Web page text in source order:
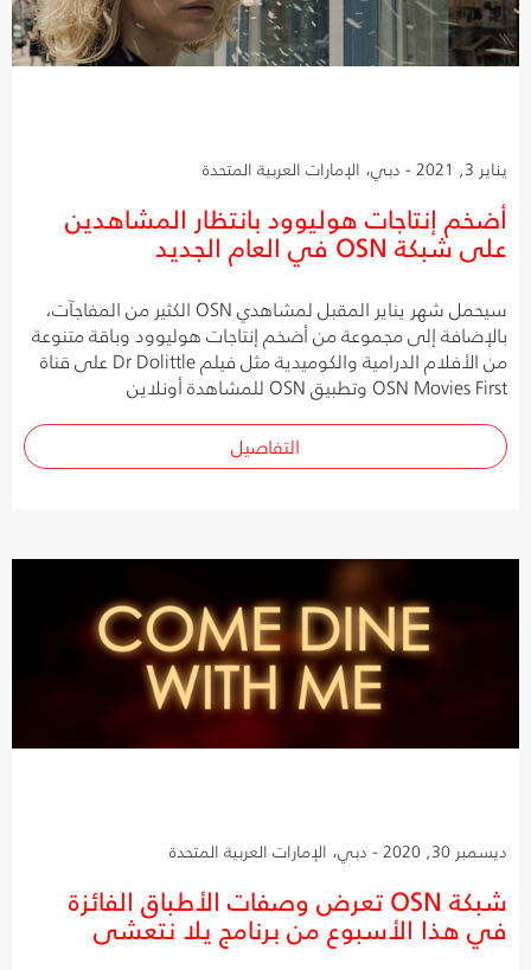
يناير 3, 2021 - دبي، الإمارات العربية المتحدة
أضخم إنتاجات هوليوود بانتظار المشاهدين
على شبكة OSN في العام الجديد
سيحمل شهر يناير المقبل لمشاهدي OSN الكثير من المفاجآت،
بالإضافة إلى مجموعة من أضخم إنتاجات هوليوود وباقة متنوعة
من الأفلام الدرامية والكوميدية مثل فيلم Dr Dolittle على قناة
OSN Movies First وتطبيق OSN للمشاهدة أونلاين
التفاصيل
ديسمبر 30, 2020 - دبي، الإمارات العربية المتحدة
شبكة OSN تعرض وصفات الأطباق الفائزة
في هذا الأسبوع من برنامج يلا نتعشى